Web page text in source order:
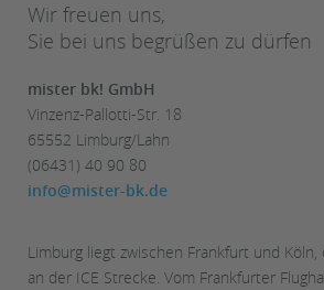
Wir freuen uns,
Sie bei uns begrüßen zu dürfen
mister bk! GmbH
Vinzenz-Pallotti-Str. 18
65552 Limburg/Lahn
(06431) 40 90 80
info@mister-bk.de
Limburg liegt zwischen Frankfurt und
an der ICE Strecke. Vom Frankfurter